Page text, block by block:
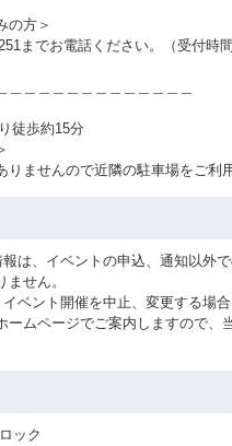
の方＞
までお電話ください。（受付時
徒歩約15分
ませんので近隣の駐車場をご利
は、イベントの申込、通知以外
せん。
ベント開催を中止、変更する場
ームページでご案内しますので、
ック